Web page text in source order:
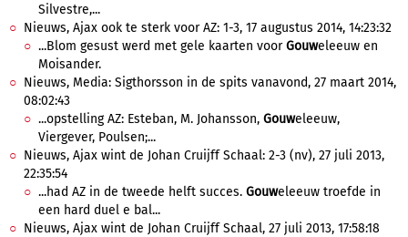
Silvestre,...
Nieuws, Ajax ook te sterk voor AZ: 1-3, 17 augustus 2014, 14:23:32
...Blom gesust werd met gele kaarten voorGouweleeuw en
Moisander.
Nieuws, Media: Sigthorsson in de spits vanavond, 27 maart 2014,
08:02:43
...opstelling AZ: Esteban, M. Johansson, Gouweleeuw,
Viergever, Poulsen;...
Nieuws, Ajax wint de Johan Cruijff Schaal: 2-3 (nv), 27 juli 2013,
22:35:54
...had AZ in de tweede helft succes. Gouweleeuw troefde in
een hard duel e bal...
Nieuws, Ajax wint de Johan Cruijff Schaal, 27 juli 2013, 17:58:18